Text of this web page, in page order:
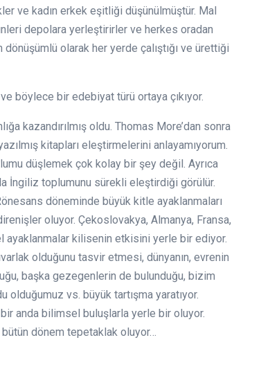
ve kadın erkek eşitliği düşünülmüştür. Mal
depolara yerleştirirler ve herkes oradan
olarak her yerde çalıştığı ve ürettiği
böylece bir edebiyat türü ortaya çıkıyor.
kazandırılmış oldu. Thomas More’dan sonra
kitapları eleştirmelerini anlayamıyorum.
düşlemek çok kolay bir şey değil. Ayrıca
İngiliz toplumunu sürekli eleştirdiği görülür.
döneminde büyük kitle ayaklanmaları
oluyor. Çekoslovakya, Almanya, Fransa,
ayaklanmalar kilisenin etkisini yerle bir ediyor.
olduğunu tasvir etmesi, dünyanın, evrenin
başka gezegenlerin de bulunduğu, bizim
vs. büyük tartışma yaratıyor.
anda bilimsel buluşlarla yerle bir oluyor.
bütün dönem tepetaklak oluyor…